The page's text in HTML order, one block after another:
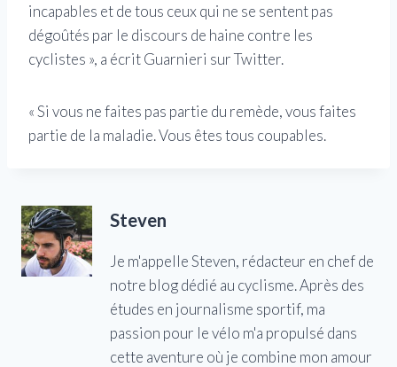
incapables et de tous ceux qui ne se sentent pas
dégoûtés par le discours de haine contre les
cyclistes », a écrit Guarnieri sur Twitter.
« Si vous ne faites pas partie du remède, vous faites
partie de la maladie. Vous êtes tous coupables.
Steven
Je m'appelle Steven, rédacteur en chef de
notre blog dédié au cyclisme. Après des
études en journalisme sportif, ma
passion pour le vélo m'a propulsé dans
cette aventure où je combine mon amour